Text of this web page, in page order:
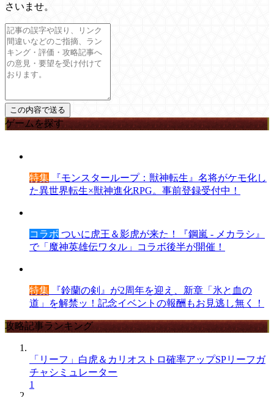
さいませ。
ゲームを探す
特集 『モンスターループ：獣神転生』名将がケモ化し
た異世界転生×獣神進化RPG。事前登録受付中！
コラボ ついに虎王＆影虎が来た！『鋼嵐 - メカラシ』
で「魔神英雄伝ワタル」コラボ後半が開催！
特集 『鈴蘭の剣』が2周年を迎え、新章「氷と血の
道」を解禁ッ！記念イベントの報酬もお見逃し無く！
攻略記事ランキング
「リーフ」白虎＆カリオストロ確率アップSPリーフガ
チャシミュレーター
1